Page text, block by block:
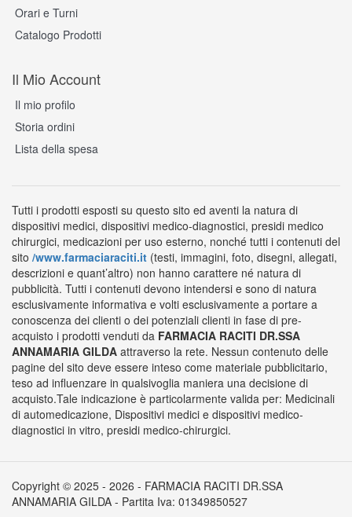
Orari e Turni
Catalogo Prodotti
Il Mio Account
Il mio profilo
Storia ordini
Lista della spesa
Tutti i prodotti esposti su questo sito ed aventi la natura di
dispositivi medici, dispositivi medico-diagnostici, presidi medico
chirurgici, medicazioni per uso esterno, nonché tutti i contenuti del
sito /www.farmaciaraciti.it (testi, immagini, foto, disegni, allegati,
descrizioni e quant’altro) non hanno carattere né natura di
pubblicità. Tutti i contenuti devono intendersi e sono di natura
esclusivamente informativa e volti esclusivamente a portare a
conoscenza dei clienti o dei potenziali clienti in fase di pre-
acquisto i prodotti venduti da FARMACIA RACITI DR.SSA
ANNAMARIA GILDA attraverso la rete. Nessun contenuto delle
pagine del sito deve essere inteso come materiale pubblicitario,
teso ad influenzare in qualsivoglia maniera una decisione di
acquisto.Tale indicazione è particolarmente valida per: Medicinali
di automedicazione, Dispositivi medici e dispositivi medico-
diagnostici in vitro, presidi medico-chirurgici.
Copyright © 2025 - 2026 - FARMACIA RACITI DR.SSA
ANNAMARIA GILDA - Partita Iva: 01349850527